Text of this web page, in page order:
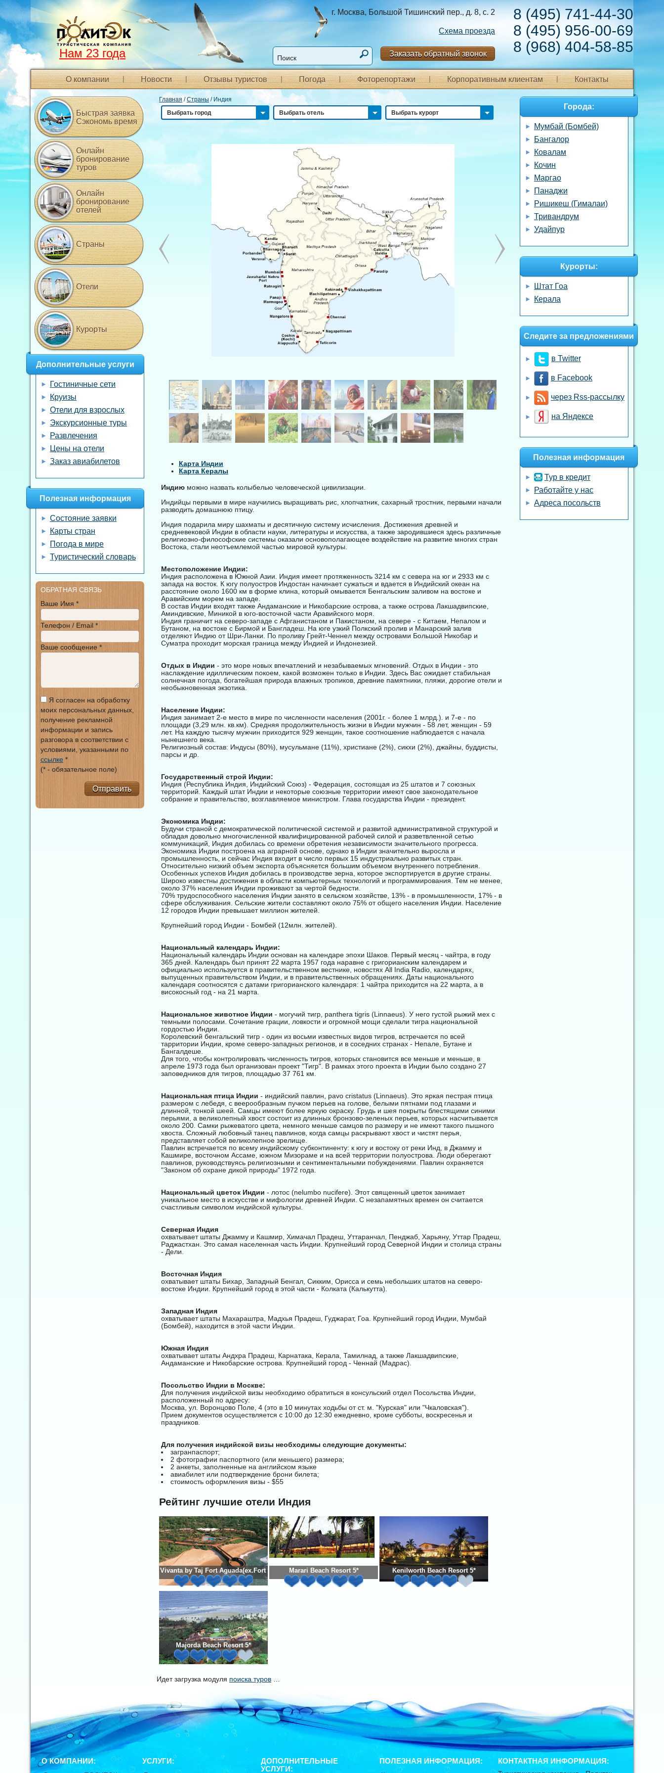
8 (495) 741-44-30
8 (495) 956-00-69
8 (968) 404-58-85
г. Москва, Большой Тишинский пер., д. 8, с. 2
Схема проезда
Заказать обратный звонок
Нам 23 года
О компании Новости Отзывы туристов Погода Фоторепортажи Корпоративным клиентам Контакты
Главная /Страны / Индия
Выбрать город
Выбрать отель Выбрать курорт
Карта Индии
Карта Кералы
Индию можно назвать колыбелью человеческой цивилизации.
Индийцы первыми в мире научились выращивать рис, хлопчатник, сахарный тростник, первыми начали
разводить домашнюю птицу.
Индия подарила миру шахматы и десятичную систему исчисления. Достижения древней и
средневековой Индии в области науки, литературы и искусства, а также зародившиеся здесь различные
религиозно-философские системы оказали основополагающее воздействие на развитие многих стран
Востока, стали неотъемлемой частью мировой культуры.
Местоположение Индии:
Индия расположена в Южной Азии. Индия имеет протяженность 3214 км с севера на юг и 2933 км с
запада на восток. К югу полуостров Индостан начинает сужаться и вдается в Индийский океан на
расстояние около 1600 км в форме клина, который омывается Бенгальским заливом на востоке и
Аравийским морем на западе.
В состав Индии входят также Андаманские и Никобарские острова, а также острова Лакшадвипские,
Аминдивские, Миникой в юго-восточной части Аравийского моря.
Индия граничит на северо-западе с Афганистаном и Пакистаном, на севере - с Китаем, Непалом и
Бутаном, на востоке с Бирмой и Бангладеш. На юге узкий Полкский пролив и Манарский залив
отделяют Индию от Шри-Ланки. По проливу Грейт-Ченнел между островами Большой Никобар и
Суматра проходит морская граница между Индией и Индонезией.
Отдых в Индии - это море новых впечатлений и незабываемых мгновений. Отдых в Индии - это
наслаждение идиллическим покоем, какой возможен только в Индии. Здесь Вас ожидает стабильная
солнечная погода, богатейшая природа влажных тропиков, древние памятники, пляжи, дорогие отели и
необыкновенная экзотика.
Население Индии:
Индия занимает 2-е место в мире по численности населения (2001г. - более 1 млрд.). и 7-е - по
площади (3,29 млн. кв.км). Средняя продолжительность жизни в Индии мужчин - 58 лет, женщин - 59
лет. На каждую тысячу мужчин приходится 929 женщин, такое соотношение наблюдается с начала
нынешнего века.
Религиозный состав: Индусы (80%), мусульмане (11%), христиане (2%), сикхи (2%), джайны, буддисты,
парсы и др.
Государственный строй Индии:
Индия (Республика Индия, Индийский Союз) - Федерация, состоящая из 25 штатов и 7 союзных
территорий. Каждый штат Индии и некоторые союзные территории имеют свое законодательное
собрание и правительство, возглавляемое министром. Глава государства Индии - президент.
Экономика Индии:
Будучи страной с демократической политической системой и развитой административной структурой и
обладая довольно многочисленной квалифицированной рабочей силой и разветвленной сетью
коммуникаций, Индия добилась со времени обретения независимости значительного прогресса.
Экономика Индии построена на аграрной основе, однако в Индии значительно выросла и
промышленность, и сейчас Индия входит в число первых 15 индустриально развитых стран.
Относительно низкий объем экспорта объясняется большим объемом внутреннего потребления.
Особенных успехов Индия добилась в производстве зерна, которое экспортируется в другие страны.
Широко известны достижения в области компьютерных технологий и программирования. Тем не менее,
около 37% населения Индии проживают за чертой бедности.
70% трудоспособного населения Индии занято в сельском хозяйстве, 13% - в промышленности, 17% - в
сфере обслуживания. Сельские жители составляют около 75% от общего населения Индии. Население
12 городов Индии превышает миллион жителей.
Крупнейший город Индии - Бомбей (12млн. жителей).
Национальный календарь Индии:
Национальный календарь Индии основан на календаре эпохи Шаков. Первый месяц - чайтра, в году
365 дней. Календарь был принят 22 марта 1957 года наравне с григорианским календарем и
официально используется в правительственном вестнике, новостях All India Radio, календарях,
выпущенных правительством Индии, и в правительственных обращениях. Даты национального
календаря соотносятся с датами григорианского календаря: 1 чайтра приходится на 22 марта, а в
високосный год - на 21 марта.
Национальное животное Индии - могучий тигр, panthera tigris (Linnaeus). У него густой рыжий мех с
темными полосами. Сочетание грации, ловкости и огромной мощи сделали тигра национальной
гордостью Индии.
Королевский бенгальский тигр - один из восьми известных видов тигров, встречается по всей
тарритории Индии, кроме северо-западных регионов, и в соседних странах - Непале, Бутане и
Бангалдеше.
Для того, чтобы контролировать численность тигров, которых становится все меньше и меньше, в
апреле 1973 года был организован проект "Тигр". В рамках этого проекта в Индии было создано 27
заповедников для тигров, площадью 37 761 км.
Национальная птица Индии - индийский павлин, pavo cristatus (Linnaeus). Это яркая пестрая птица
размером с лебедя, с веерообразным пучком перьев на голове, белыми пятнами под глазами и
длинной, тонкой шеей. Самцы имеют более яркую окраску. Грудь и шея покрыты блестящими синими
перьями, а великолепный хвост состоит из длинных бронзово-зеленых перьев, которых насчитывается
около 200. Самки рыжеватого цвета, немного меньше самцов по размеру и не имеют такого пышного
хвоста. Сложный любовный танец павлинов, когда самцы раскрывают хвост и чистят перья,
представляет собой великолепное зрелище.
Павлин встречается по всему индийскому субконтиненту: к югу и востоку от реки Инд, в Джамму и
Кашмире, восточном Ассаме, южном Мизораме и на всей территории полуострова. Люди оберегают
павлинов, руководствуясь религиозными и сентиментальными побуждениями. Павлин охраняется
"Законом об охране дикой природы" 1972 года.
Национальный цветок Индии - лотос (nelumbo nucifere). Этот священный цветок занимает
уникальное место в искусстве и мифологии древней Индии. С незапамятных времен он считается
счастливым символом индийской культуры.
Северная Индия
охватывает штаты Джамму и Кашмир, Химачал Прадеш, Уттаранчал, Пенджаб, Харьяну, Уттар Прадеш,
Раджастхан. Это самая населенная часть Индии. Крупнейший город Северной Индии и столица страны
- Дели.
Восточная Индия
охватывает штаты Бихар, Западный Бенгал, Сикким, Орисса и семь небольших штатов на северо-
востоке Индии. Крупнейший город в этой части - Колката (Калькутта).
Западная Индия
охватывает штаты Махараштра, Мадхья Прадеш, Гуджарат, Гоа. Крупнейший город Индии, Мумбай
(Бомбей), находится в этой части Индии.
Южная Индия
охватывает штаты Андхра Прадеш, Карнатака, Керала, Тамилнад, а также Лакшадвипские,
Андаманские и Никобарские острова. Крупнейший город - Ченнай (Мадрас).
Посольство Индии в Москве:
Для получения индийской визы необходимо обратиться в консульский отдел Посольства Индии,
расположенный по адресу:
Москва, ул. Воронцово Поле, 4 (это в 10 минутах ходьбы от ст. м. "Курская" или "Чкаловская").
Прием документов осуществляется с 10:00 до 12:30 ежедневно, кроме субботы, воскресенья и
праздников.
Для получения индийской визы необходимы следующие документы:
загранпаспорт;
2 фотографии паспортного (или меньшего) размера;
2 анкеты, заполненные на английском языке
авиабилет или подтверждение брони билета;
стоимость оформления визы - $55
Рейтинг лучшие отели Индия
Vivanta by Taj Fort Aguada(ex.Fort Aguada Beach Resort) 5*
Marari Beach Resort 5* Kenilworth Beach Resort 5*
Majorda Beach Resort 5*
Быстрая заявка
Сэкономь время
Онлайн
бронирование
туров
Онлайн
бронирование
отелей
Страны
Отели
Курорты
Дополнительные услуги
Гостиничные сети
Круизы
Отели для взрослых
Экскурсионные туры
Развлечения
Цены на отели
Заказ авиабилетов
Полезная информация
Состояние заявки
Карты стран
Погода в мире
Туристический словарь
ОБРАТНАЯ СВЯЗЬ
Ваше Имя *
Телефон / Email *
Ваше сообщение *
Я согласен на обработку
моих персональных данных,
получение рекламной
информации и запись
разговора в соответствии с
условиями, указанными по
ссылке *
(* - обязательное поле)
Отправить
Города:
Мумбай (Бомбей)
Бангалор
Ковалам
Кочин
Маргао
Панаджи
Ришикеш (Гималаи)
Тривандрум
Удайпур
Курорты:
Штат Гоа
Керала
Следите за предложениями
в Twitter
в Facebook
через Rss-рассылку
на Яндексе
Полезная информация
Тур в кредит
Работайте у нас
Адреса посольств
Идет загрузка модуля поиска туров
О КОМПАНИИ: УСЛУГИ:
ДОПОЛНИТЕЛЬНЫЕ
УСЛУГИ:
ПОЛЕЗНАЯ ИНФОРМАЦИЯ: КОНТАКТНАЯ ИНФОРМАЦИЯ: